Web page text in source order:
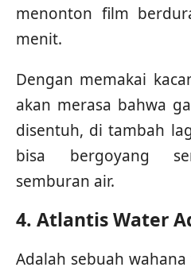
menonton film
menit.
Dengan memakai
akan merasa bahwa
disentuh, di tambah
bisa bergoyang
semburan air.
4. Atlantis Water
Adalah sebuah